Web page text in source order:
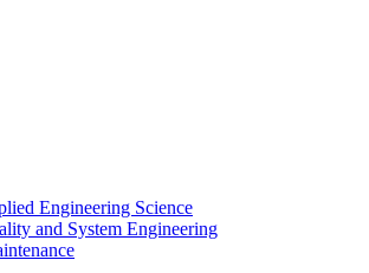
Engineering Science
and System Engineering